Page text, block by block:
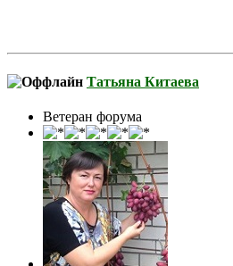
Татьяна Китаева
Ветеран форума